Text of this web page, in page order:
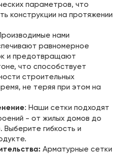
параметров, что
конструкции на протяжении
нами
равномерное
и предотвращают
что способствует
строительных
не теряя при этом на
: Наши сетки подходят
- от жилых домов до
Выберите гибкость и
Арматурные сетки